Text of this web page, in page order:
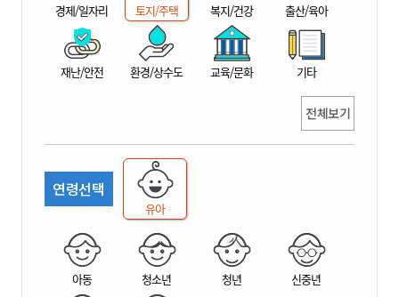
산
경제/일자리 토지/주택 복지/건강 출산/육아
재난/안전 환경/상수도 교육/문화 기타
전체보기
연령선택
유아
아동 청소년 청년 신중년